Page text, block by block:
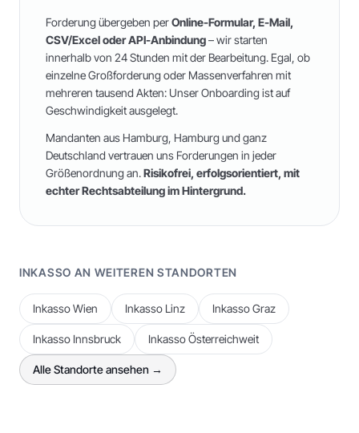
Forderung übergeben perOnline-Formular, E-Mail,
CSV/Excel oder API-Anbindung– wir starten
innerhalb von 24 Stunden mit der Bearbeitung. Egal, ob
einzelne Großforderung oder Massenverfahren mit
mehreren tausend Akten: Unser Onboarding ist auf
Geschwindigkeit ausgelegt.
Mandanten aus Hamburg, Hamburgund ganz
Deutschland vertrauen uns Forderungen in jeder
Größenordnung an.Risikofrei, erfolgsorientiert, mit
echter Rechtsabteilung im Hintergrund.
INKASSO AN WEITEREN STANDORTEN
InkassoWien Inkasso Linz InkassoGraz
Inkasso Innsbruck InkassoÖsterreichweit
Alle Standorte ansehen →